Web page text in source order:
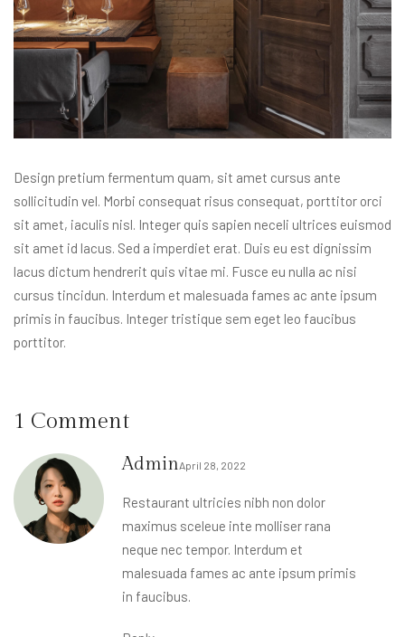
Design pretium fermentum quam, sit amet cursus ante
sollicitudin vel. Morbi consequat risus consequat, porttitor orci
sit amet, iaculis nisl. Integer quis sapien neceli ultrices euismod
sit amet id lacus. Sed a imperdiet erat. Duis eu est dignissim
lacus dictum hendrerit quis vitae mi. Fusce eu nulla ac nisi
cursus tincidun. Interdum et malesuada fames ac ante ipsum
primis in faucibus. Integer tristique sem eget leo faucibus
porttitor.
1 Comment
AdminApril 28, 2022
Restaurant ultricies nibh non dolor
maximus sceleue inte molliser rana
neque nec tempor. Interdum et
malesuada fames ac ante ipsum primis
in faucibus.